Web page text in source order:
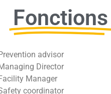
Fonctions
advisor
Director
Manager
coordinator